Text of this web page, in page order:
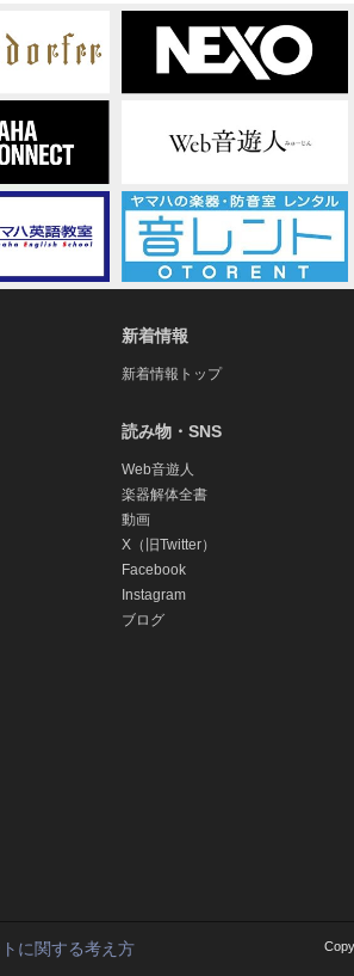
新着情報
新着情報トップ
読み物・SNS
Web音遊人
楽器解体全書
動画
X（旧Twitter）
Facebook
Instagram
ブログ
に関する考え方